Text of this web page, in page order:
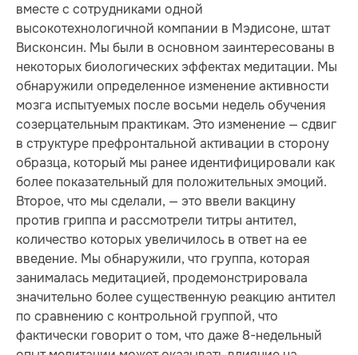
вместе с сотрудниками одной
высокотехнологичной компании в Мэдисоне, штат
Висконсин. Мы были в основном заинтересованы в
некоторых биологических эффектах медитации. Мы
обнаружили определенное изменение активности
мозга испытуемых после восьми недель обучения
созерцательным практикам. Это изменение — сдвиг
в структуре префронтальной активации в сторону
образца, который мы ранее идентифицировали как
более показательный для положительных эмоций.
Второе, что мы сделали, — это ввели вакцину
против гриппа и рассмотрели титры антител,
количество которых увеличилось в ответ на ее
введение. Мы обнаружили, что группа, которая
занималась медитацией, продемонстрировала
значительно более существенную реакцию антител
по сравнению с контрольной группой, что
фактически говорит о том, что даже 8-недельный